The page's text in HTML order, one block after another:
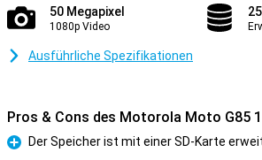
50 Megapixel
1080p Video
Ausführliche Spezifikationen
Pros & Cons des Motorola Moto G85
Pro
Der Speicher ist mit einer SD-Karte